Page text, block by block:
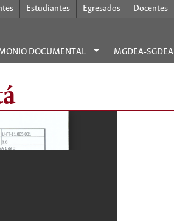
Estudiantes Egresados Docentes
DOCUMENTAL MGDEA-SGDEA